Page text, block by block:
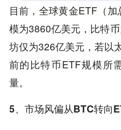
目前，全球黄金ETF（
模为3860亿美元，比特
坊仅为326亿美元，若以
前的比特币ETF规模所
量。
5、市场风偏从BTC转向